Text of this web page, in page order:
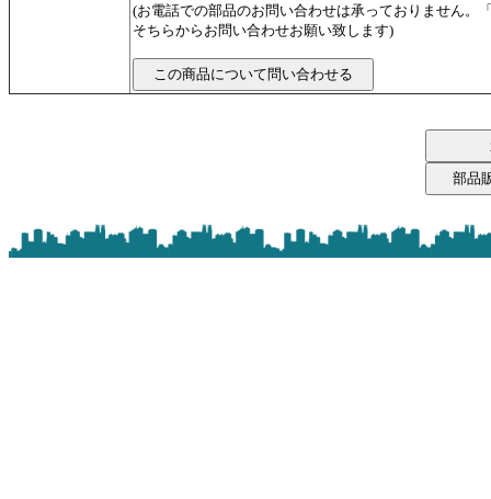
(お電話での部品のお問い合わせは承っておりません。
そちらからお問い合わせお願い致します)